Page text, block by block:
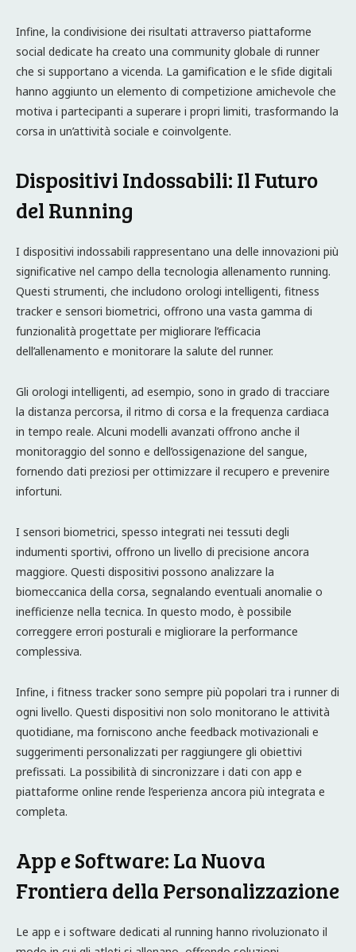
Infine, la condivisione dei risultati attraverso piattaforme
social dedicate ha creato una community globale di runner
che si supportano a vicenda. La gamification e le sfide digitali
hanno aggiunto un elemento di competizione amichevole che
motiva i partecipanti a superare i propri limiti, trasformando la
corsa in un’attività sociale e coinvolgente.
Dispositivi Indossabili: Il Futuro
del Running
I dispositivi indossabili rappresentano una delle innovazioni più
significative nel campo della tecnologia allenamento running.
Questi strumenti, che includono orologi intelligenti, fitness
tracker e sensori biometrici, offrono una vasta gamma di
funzionalità progettate per migliorare l’efficacia
dell’allenamento e monitorare la salute del runner.
Gli orologi intelligenti, ad esempio, sono in grado di tracciare
la distanza percorsa, il ritmo di corsa e la frequenza cardiaca
in tempo reale. Alcuni modelli avanzati offrono anche il
monitoraggio del sonno e dell’ossigenazione del sangue,
fornendo dati preziosi per ottimizzare il recupero e prevenire
infortuni.
I sensori biometrici, spesso integrati nei tessuti degli
indumenti sportivi, offrono un livello di precisione ancora
maggiore. Questi dispositivi possono analizzare la
biomeccanica della corsa, segnalando eventuali anomalie o
inefficienze nella tecnica. In questo modo, è possibile
correggere errori posturali e migliorare la performance
complessiva.
Infine, i fitness tracker sono sempre più popolari tra i runner di
ogni livello. Questi dispositivi non solo monitorano le attività
quotidiane, ma forniscono anche feedback motivazionali e
suggerimenti personalizzati per raggiungere gli obiettivi
prefissati. La possibilità di sincronizzare i dati con app e
piattaforme online rende l’esperienza ancora più integrata e
completa.
App e Software: La Nuova
Frontiera della Personalizzazione
Le app e i software dedicati al running hanno rivoluzionato il